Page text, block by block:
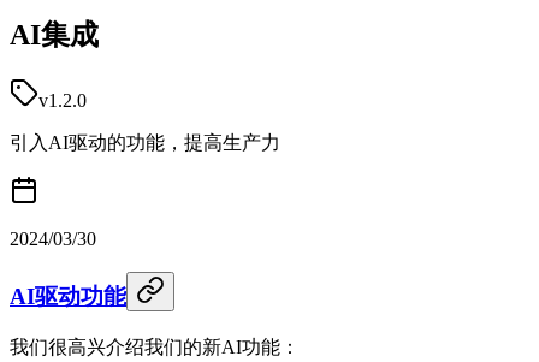
AI集成
v1.2.0
引入AI驱动的功能，提高生产力
2024/03/30
AI驱动功能
我们很高兴介绍我们的新AI功能：